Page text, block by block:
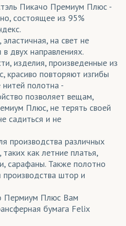
Пикачо Премиум Плюс -
состоящее из 95%
на свет не
в двух направлениях.
изделия, произведенные из
повторяют изгибы
полотна -
позволяет вещам,
Плюс, не терять своей
садиться и не
производства различных
как летние платья,
сарафаны. Также полотно
производства штор и
Пермиум Плюс Вам
бумага Felix